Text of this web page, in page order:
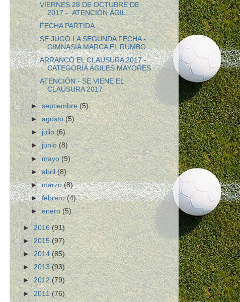
VIERNES 28 DE OCTUBRE DE
2017.- ATENCIÓN ÁGIL...
FECHA PARTIDA
SE JUGÓ LA SEGUNDA FECHA -
GIMNASIA MARCA EL RUMBO
ARRANCÓ EL CLAUSURA 2017 -
CATEGORÍA ÁGILES MAYORES
ATENCIÓN - SE VIENE EL
CLAUSURA 2017
►septiembre(5)
►agosto(5)
►julio(6)
►junio(8)
►mayo(9)
►abril(8)
►marzo(8)
►febrero(4)
►enero(5)
►2016(91)
►2015(97)
►2014(85)
►2013(93)
► 2012(79)
►2011(76)